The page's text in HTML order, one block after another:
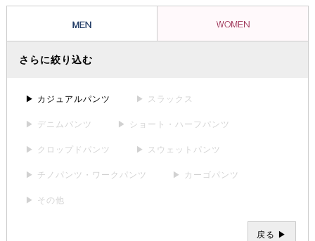
さらに絞り込む
▶ カジュアルパンツ ▶ スラックス
▶ デニムパンツ ▶ ショート・ハーフパンツ
▶ クロップドパンツ ▶ スウェットパンツ
▶ チノパンツ・ワークパンツ ▶ カーゴパンツ
▶ その他
戻る ▶